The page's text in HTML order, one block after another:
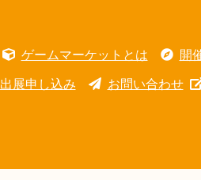
ゲームマーケットとは 開
出展申し込み お問い合わせ